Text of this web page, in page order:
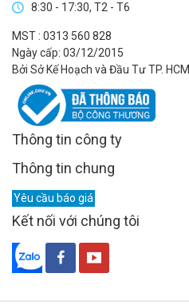
8:30 - 17:30, T2 - T6
MST : 0313 560 828
Ngày cấp: 03/12/2015
Bởi Sở Kế Hoạch và Đầu Tư TP. HCM
Thông tin công ty
Thông tin chung
Yêu cầu báo giá
Kết nối với chúng tôi